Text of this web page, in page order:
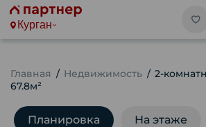
Курган
Главная Недвижимость
2-
67.8м²
Планировка На этаже